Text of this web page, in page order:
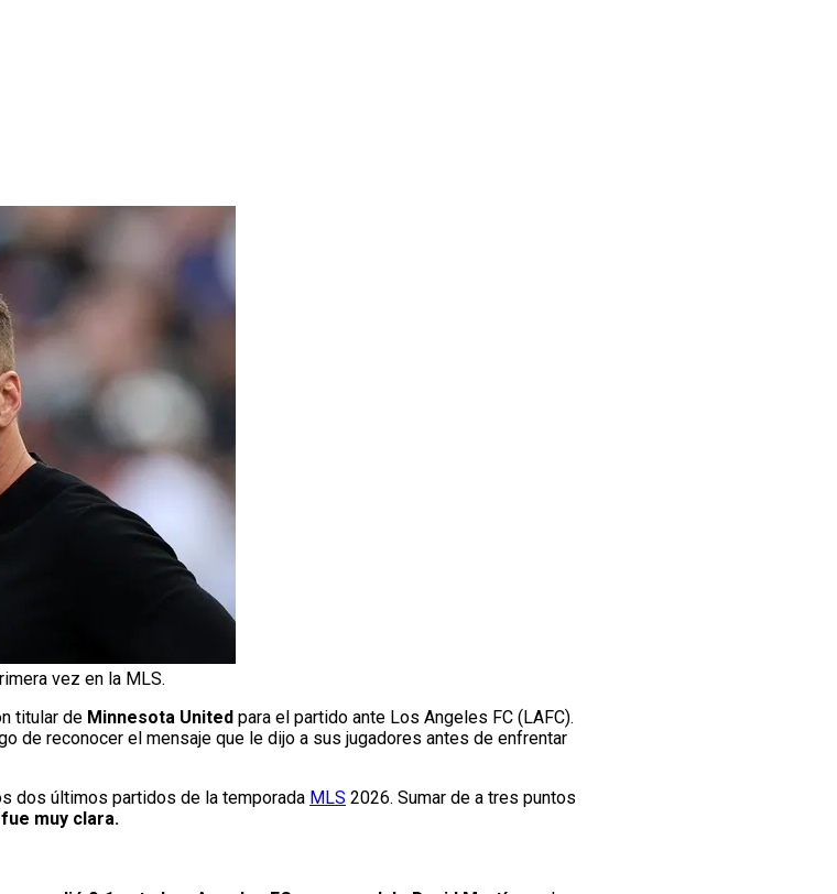
vez en la MLS.
titular de Minnesota United para el partido ante Los Angeles FC (LAFC).
de reconocer el mensaje que le dijo a sus jugadores antes de enfrentar
dos últimos partidos de la temporada MLS 2026. Sumar de a tres puntos
muy clara.